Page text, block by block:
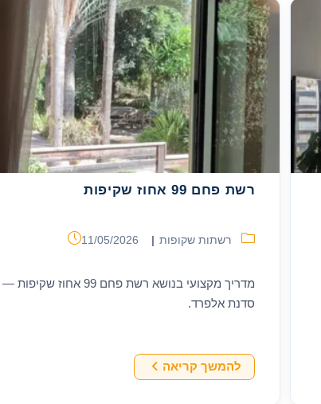
רשתות
?
רשת פחם 99 אחוז שקיפות
קטגוריה:רשתות שקופות פורסם:
11/05/2026
מדריך מקצועי בנושא רשת פחם 99 אחוז שקיפות —
סדנת אלפרד.
להמשך קריאהרשת
פחם